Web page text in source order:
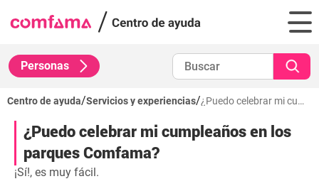
Personas
Centro de ayuda/Servicios y experiencias/ ¿Puedo celebrar mi cumpleaños en los parques Comfama?
¿Puedo celebrar mi cumpleaños en los
parques Comfama?
¡Sí!, es muy fácil.